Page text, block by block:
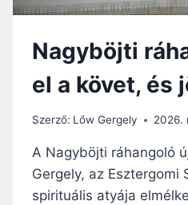
Nagyböjti
el a követ, és
Szerző: Lőw Gergely 2026.
A Nagyböjti ráhangoló
Gergely, az Esztergomi
spirituális atyája